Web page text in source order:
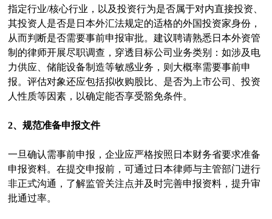
指定行业/核心行业，以及投资行为是否属于对内直接投资、
其投资人是否是日本外汇法规定的适格的外国投资家身份，
从而判断是否需要事前申报审批。建议聘请熟悉日本外资管
制的律师开展尽职调查，穿透目标公司业务类别：如涉及电
力供应、储能设备制造等敏感业务，则大概率需要事前申
报。评估对象还应包括拟收购股比、是否为上市公司、投资
人性质等因素，以确定能否享受豁免条件。
2、规范准备申报文件
一旦确认需事前申报，企业应严格按照日本财务省要求准备
申报资料。在提交申报前，可通过日本律师与主管部门进行
非正式沟通，了解监管关注点并及时完善申报资料，提升审
批通过率。